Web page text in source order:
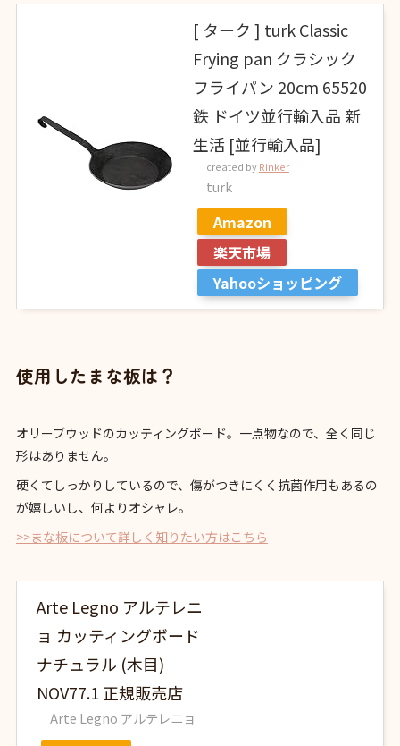
[ ターク ] turk Classic
Frying pan クラシック
フライパン 20cm 65520
鉄 ドイツ並行輸入品 新
生活 [並行輸入品]
created by Rinker
turk
Amazon
楽天市場
Yahooショッピング
使用したまな板は？
オリーブウッドのカッティングボード。一点物なので、全く同じ
形はありません。
硬くてしっかりしているので、傷がつきにくく抗菌作用もあるの
が嬉しいし、何よりオシャレ。
>>まな板について詳しく知りたい方はこちら
Arte Legno アルテレニ
ョ カッティングボード
ナチュラル (木目)
NOV77.1 正規販売店
Arte Legno アルテレニョ